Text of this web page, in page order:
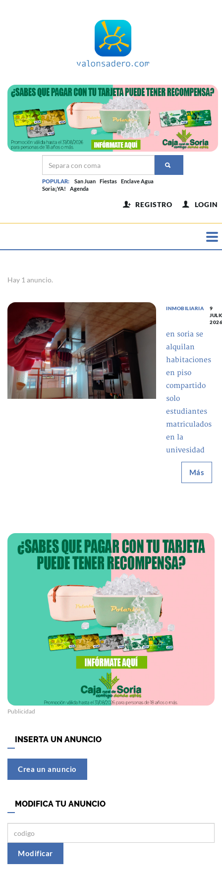
POPULAR: San Juan Fiestas
Enclave Agua
Soria¡YA!
Agenda
REGISTRO LOGIN
Hay 1 anuncio.
INMOBILIARIA
9
2026
en soria se
alquilan
habitaciones
en piso
compartido
solo
estudiantes
matriculados
en la
univesidad
Más
Publicidad
INSERTA UN ANUNCIO
Crea un anuncio
MODIFICA TU ANUNCIO
Modificar